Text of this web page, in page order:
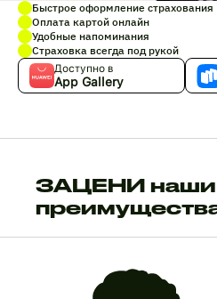
Быстрое оформление страхования
Оплата картой онлайн
Удобные напоминания
Страховка всегда под рукой
Доступно в
App Gallery
ЗАЦЕНИ наши